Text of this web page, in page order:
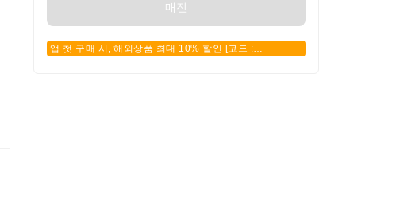
매진
앱 첫 구매 시, 해외상품 최대 10% 할인 [코드 :